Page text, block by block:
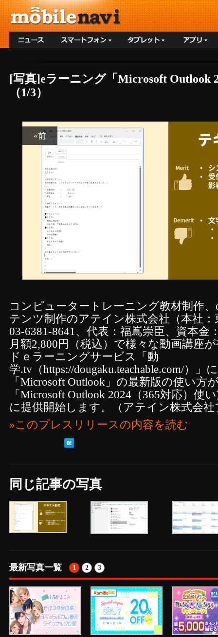
[写真]eラーニング「Microsoft Outlook
（1/3）
«前
コンピュータートレーニング教材制作
テンツ制作のアテイン株式会社（本社
03-6381-8641、代表：福嶌崇臣、資本金
月額2,800円（税込）で様々な動画講座
ドｅラーニングサービス「動
学.tv（https://dougaku.teachable.com/）
「Microsoft Outlook」の最新版の使い方
「Microsoft Outlook 2024（365対応）使
に提供開始します。（アテイン株式会
»このプレスリリースの内容を読む
同じ記事の写真
最新写真一覧 1 2 3